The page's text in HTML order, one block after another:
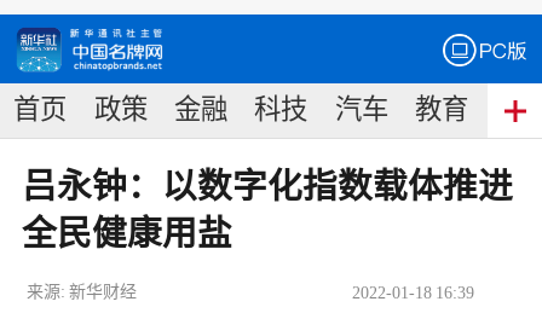
首页 政策 金融 科技 汽车 教育 食
吕永钟：以数字化指数载体推进
全民健康用盐
2022-01-18 16:39
来源: 新华财经